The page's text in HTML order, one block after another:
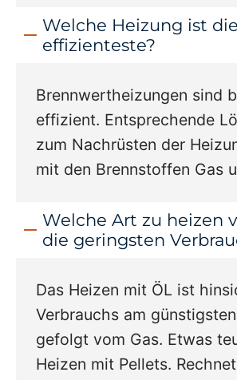
Welche Heizung ist die
effizienteste?
Brennwertheizungen sind
effizient. Entsprechende
zum Nachrüsten der
mit den Brennstoffen Gas
Welche Art zu heizen
die geringsten
Das Heizen mit ÖL ist
Verbrauchs am
gefolgt vom Gas. Etwas
Heizen mit Pellets.